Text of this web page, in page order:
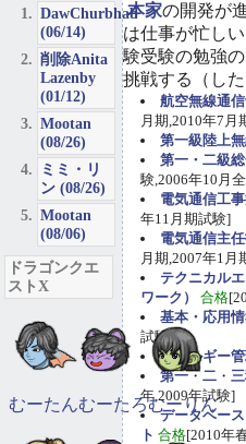
本家の開発が
は仕事が忙し
験受験の勉強
挑戦する（し
航空無線通
月期,2010年7月
第一級陸上
第一・二級
験,2006年10月
電気通信工
年11月期試験]
電気通信主
月期,2007年1月
テクニカル
ワーク）
合格
基本・応用
試験]
エネルギー
第一・二 ・
年,2009年試験]
データベース
ト 合格[2010年
DawChurbhab
(06/14)
削除Anita
Lazenby
(01/12)
Mootan
(08/26)
ミミ・リ
ン (08/26)
Mootan
(08/06)
ドラゴンクエ
ストX
むーたんむーたろむーりん